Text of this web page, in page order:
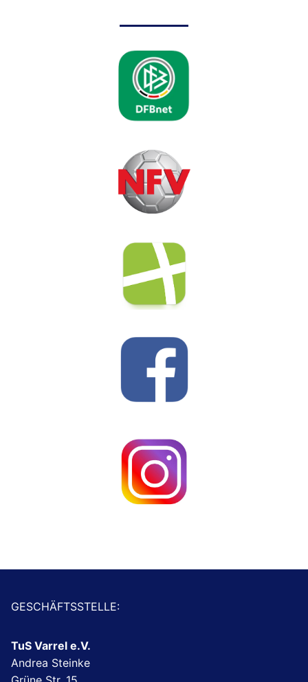
GESCHÄFTSSTELLE:
TuS Varrel e.V.
Andrea Steinke